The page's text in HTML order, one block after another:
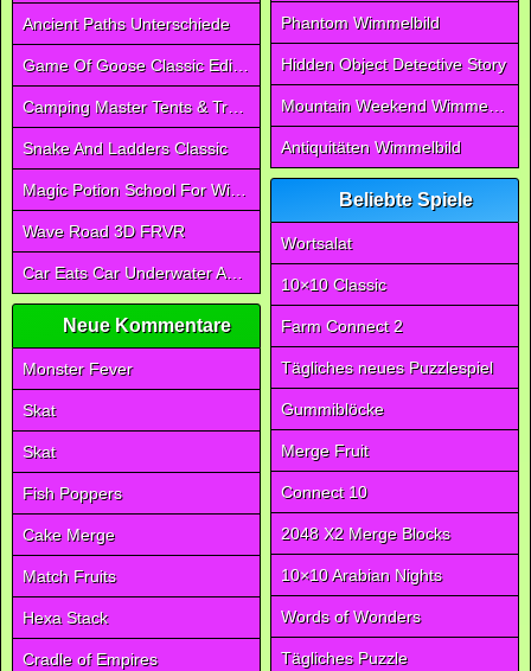
Ancient Paths Unterschiede
Game Of Goose Classic Edition
Camping Master Tents & Trees
Snake And Ladders Classic
Magic Potion School For Witch
Wave Road 3D FRVR
Car Eats Car Underwater Adventure FRVR
Neue Kommentare
Monster Fever
Skat
Skat
Fish Poppers
Cake Merge
Match Fruits
Hexa Stack
Cradle of Empires
Phantom Wimmelbild
Hidden Object Detective Story
Mountain Weekend Wimmelbild
Antiquitäten Wimmelbild
Beliebte Spiele
Wortsalat
10×10 Classic
Farm Connect 2
Tägliches neues Puzzlespiel
Gummiblöcke
Merge Fruit
Connect 10
2048 X2 Merge Blocks
10×10 Arabian Nights
Words of Wonders
Tägliches Puzzle